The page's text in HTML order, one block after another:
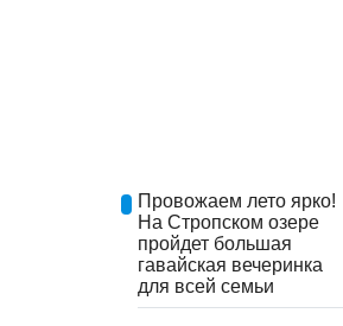
Провожаем лето ярко!
На Стропском озере
пройдет большая
гавайская вечеринка
для всей семьи